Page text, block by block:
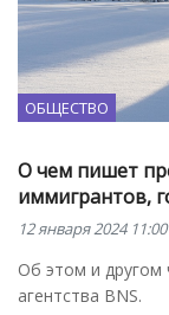
ОБЩЕСТВО
О чем пишет
иммигрантов,
12 января 2024 11:00
Об этом и другом
агентства BNS.